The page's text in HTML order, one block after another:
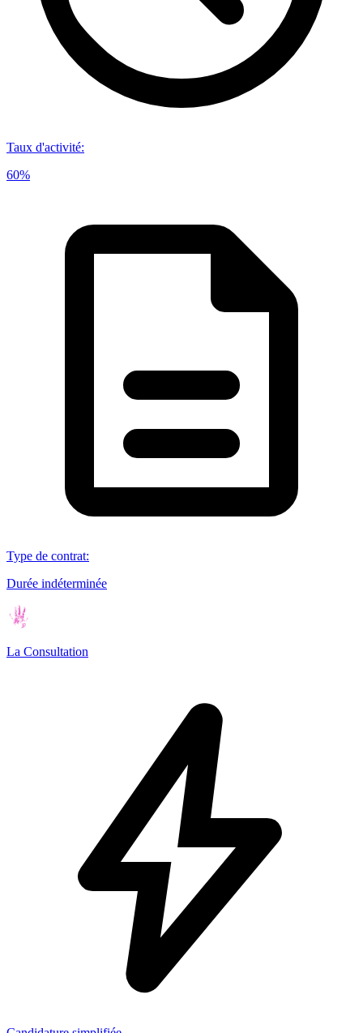
Taux d'activité:
60%
Type de contrat:
Durée indéterminée
La Consultation